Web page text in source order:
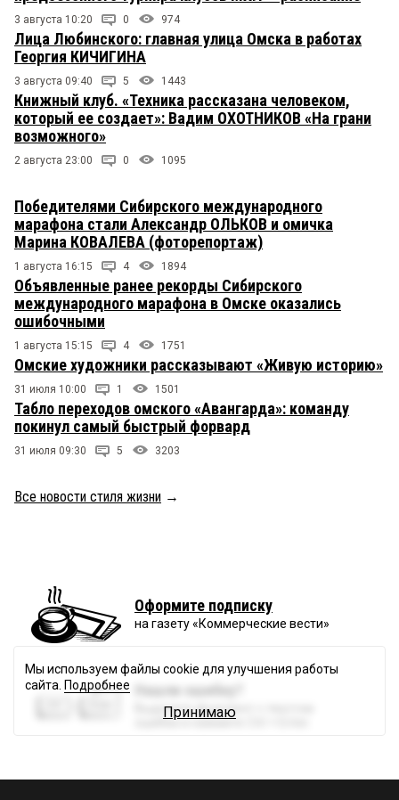
3 августа 10:20 0 974
Лица Любинского: главная улица Омска в работах
Георгия КИЧИГИНА
3 августа 09:40 5 1443
Книжный клуб. «Техника рассказана человеком,
который ее создает»: Вадим ОХОТНИКОВ «На грани
возможного»
2 августа 23:00 0 1095
Победителями Сибирского международного
марафона стали Александр ОЛЬКОВ и омичка
Марина КОВАЛЕВА (фоторепортаж)
1 августа 16:15 4 1894
Объявленные ранее рекорды Сибирского
международного марафона в Омске оказались
ошибочными
1 августа 15:15 4 1751
Омские художники рассказывают «Живую историю»
31 июля 10:00 1 1501
Табло переходов омского «Авангарда»: команду
покинул самый быстрый форвард
31 июля 09:30 5 3203
Все новости стиля жизни →
Оформите подписку
на газету «Коммерческие вести»
Нашли ошибку?
Выделите фрагмент с текстом
ошибки и нажмите Ctrl + Enter.
Мы используем файлы cookie для улучшения работы
сайта. Подробнее
Принимаю